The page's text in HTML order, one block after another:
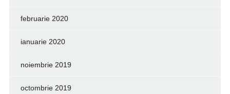
februarie 2020
ianuarie 2020
noiembrie 2019
octombrie 2019